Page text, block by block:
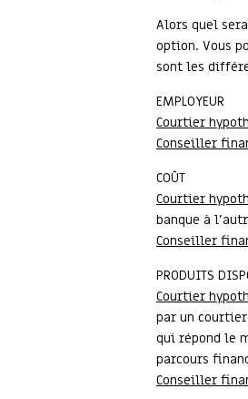
Alors quel
option. Vous
sont les
EMPLOYEUR
Courtier
Conseiller
COÛT
Courtier
banque à
Conseiller
PRODUITS
Courtier
par un
qui répond le
parcours
Conseiller